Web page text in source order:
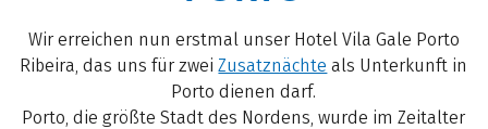
Wir erreichen nun erstmal unser Hotel Vila Gale Porto
Ribeira, das uns für zweiZusatznächte als Unterkunft in
Porto dienen darf.
Porto, die größte Stadt des Nordens, wurde im Zeitalter